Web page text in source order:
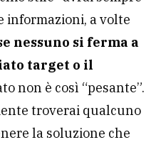
informazioni, a volte
nessuno si ferma a
target o il
non è così “pesante”.
troverai qualcuno
la soluzione che